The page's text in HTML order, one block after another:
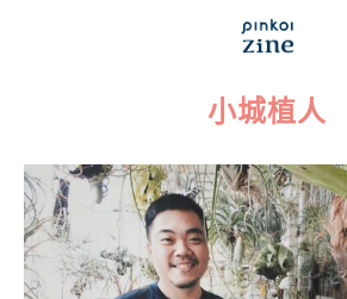
小城植人